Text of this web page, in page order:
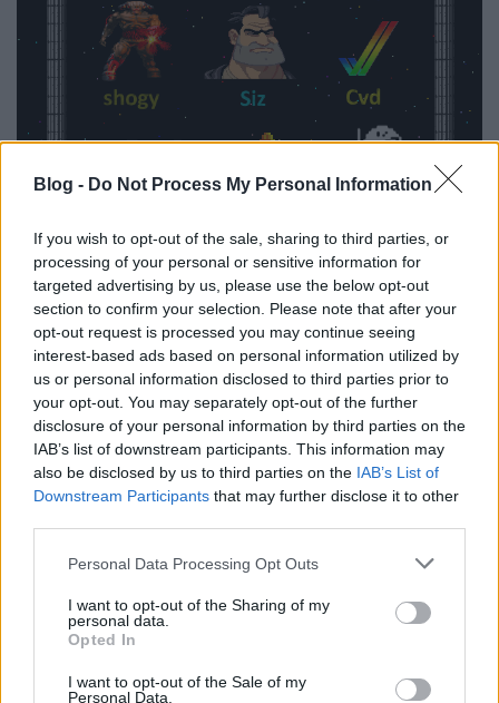
Blog - Do Not Process My Personal Information
If you wish to opt-out of the sale, sharing to third parties, or
processing of your personal or sensitive information for
targeted advertising by us, please use the below opt-out
section to confirm your selection. Please note that after your
opt-out request is processed you may continue seeing
interest-based ads based on personal information utilized by
us or personal information disclosed to third parties prior to
your opt-out. You may separately opt-out of the further
disclosure of your personal information by third parties on the
IAB’s list of downstream participants. This information may
also be disclosed by us to third parties on the IAB’s List of
Downstream Participants that may further disclose it to other
Please note that this website/app uses one or more Google
not limited to your visit or usage behaviour. You may click to
grant or deny consent to Google and its third-party tags to
use your data for below specified purposes in below Google
consent section.
Personal Data Processing Opt Outs
I want to opt-out of the Sharing of my
personal data.
Opted In
I want to opt-out of the Sale of my
Personal Data.